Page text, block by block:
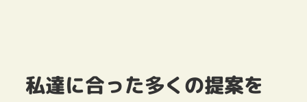
私達に合った多くの提案を